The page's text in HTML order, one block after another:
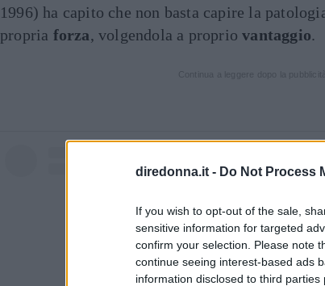
diredonna.it - Do Not Process
If you wish to opt-out of the sale,
sensitive information for targeted
confirm your selection. Please note
continue seeing interest-based ads
information disclosed to third
1996) ha capito che non basta capire la
propria forza, volgendola a propriovantaggio.